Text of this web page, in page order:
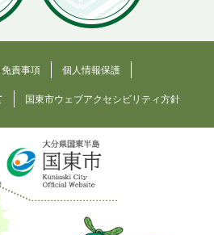
免責事項 個人情報保護
国東市ウェブアクセシビリティ方針